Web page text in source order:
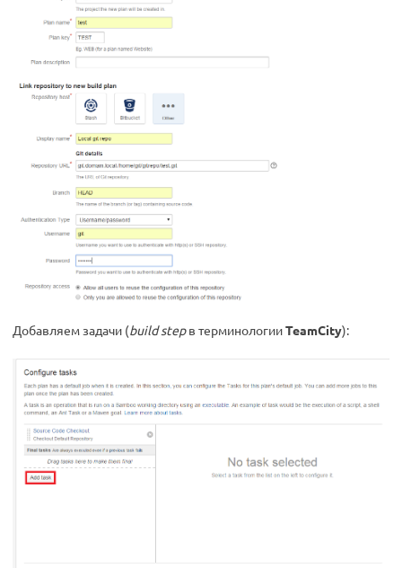
Добавляем задачи (build stepв терминологииTeamCity):